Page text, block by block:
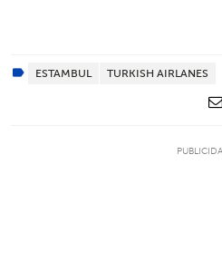
ESTAMBUL TURKISH AIRLANES